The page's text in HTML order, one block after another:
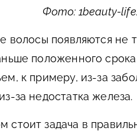
Фото: 1beauty-
волосы появляются не
положенного
к примеру, из-за
за недостатка железа.
стоит задача в